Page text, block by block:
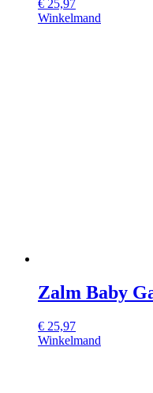
€ 25,97
Winkelmand
Zalm Baby
€ 25,97
Winkelmand